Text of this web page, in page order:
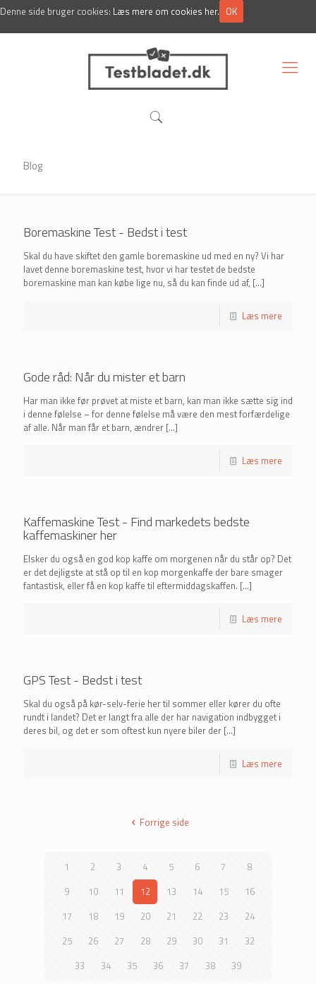
Blog
Boremaskine Test - Bedst i test
Skal du have skiftet den gamle boremaskine ud med en ny? Vi har
lavet denne boremaskine test, hvor vi har testet de bedste
boremaskine man kan købe lige nu, så du kan finde ud af, […]
Læs mere
Gode råd: Når du mister et barn
Har man ikke før prøvet at miste et barn, kan man ikke sætte sig ind
i denne følelse – for denne følelse må være den mest forfærdelige
af alle. Når man får et barn, ændrer […]
Læs mere
Kaffemaskine Test - Find markedets bedste
kaffemaskiner her
Elsker du også en god kop kaffe om morgenen når du står op? Det
er det dejligste at stå op til en kop morgenkaffe der bare smager
fantastisk, eller få en kop kaffe til eftermiddagskaffen. […]
Læs mere
GPS Test - Bedst i test
Skal du også på kør-selv-ferie her til sommer eller kører du ofte
rundt i landet? Det er langt fra alle der har navigation indbygget i
deres bil, og det er som oftest kun nyere biler der […]
Læs mere
Forrige side
1 2 3 4 5 6 7
8
9
10 11 12 13 14 15
16
17
18 19 20 21 22 23
24
25
26 27 28 29 30 31
32
33
34 35 36 37 38 39
Denne side bruger cookies: Læs mere om cookies her. OK